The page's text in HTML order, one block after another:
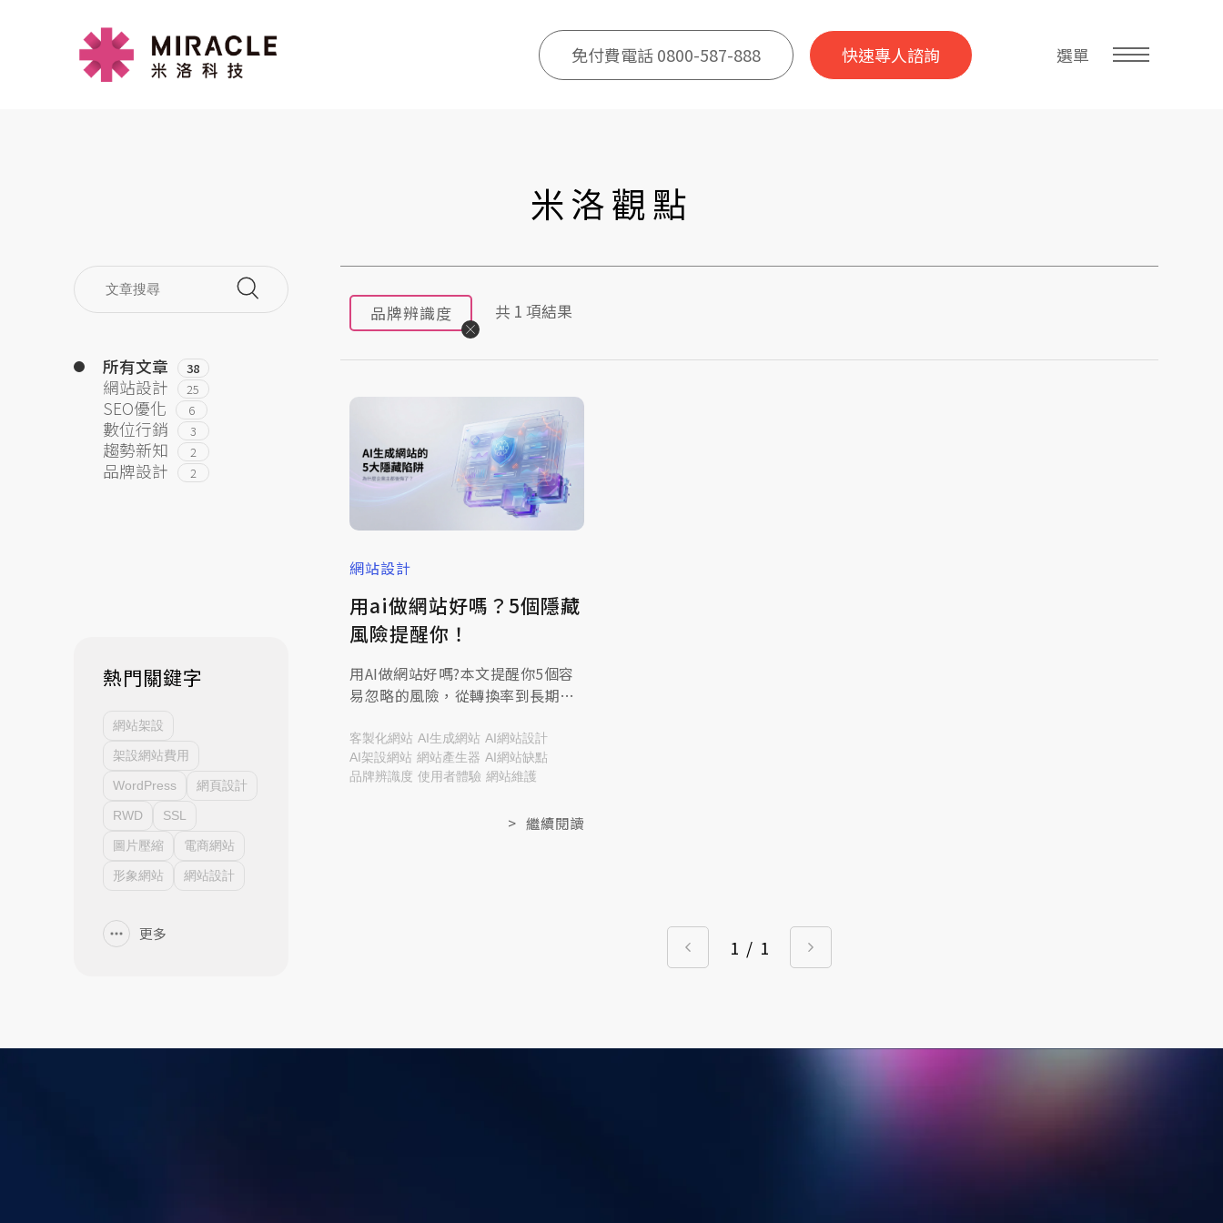
免付費電話 0800-587-888 快速專人諮詢 選單
米洛觀點
所有文章 38
網站設計 25
SEO優化 6
數位行銷 3
趨勢新知 2
品牌設計 2
品牌辨識度 共 1 項結果
網站設計
用ai做網站好嗎？5個隱藏
風險提醒你！
用AI做網站好嗎?本文提醒你5個容
易忽略的風險，從轉換率到長期經
米洛科技透過本篇文章帶您了解!
客製化網站 AI生成網站 AI網站設計
AI架設網站 網站產生器 AI網站缺點
品牌辨識度 使用者體驗 網站維護
> 繼續閱讀
1 / 1
熱門關鍵字
網站架設
架設網站費用
WordPress 網頁設計
RWD SSL
圖片壓縮 電商網站
形象網站 網站設計
更多